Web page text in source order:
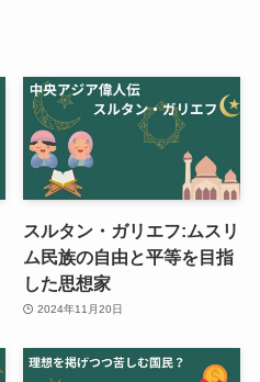
スルタン・ガリエフ:ムスリ
ム民族の自由と平等を目指
した思想家
2024年11月20日